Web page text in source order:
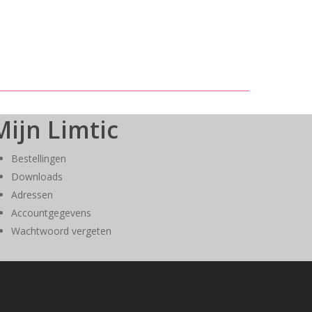
Limtic
Bestellingen
Downloads
Adressen
Accountgegevens
Wachtwoord vergeten